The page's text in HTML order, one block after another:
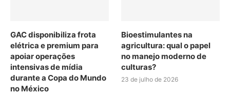
GAC disponibiliza frota
elétrica e premium para
apoiar operações
intensivas de mídia
durante a Copa do Mundo
no México
Bioestimulantes na
agricultura: qual o papel
no manejo moderno de
culturas?
23 de julho de 2026